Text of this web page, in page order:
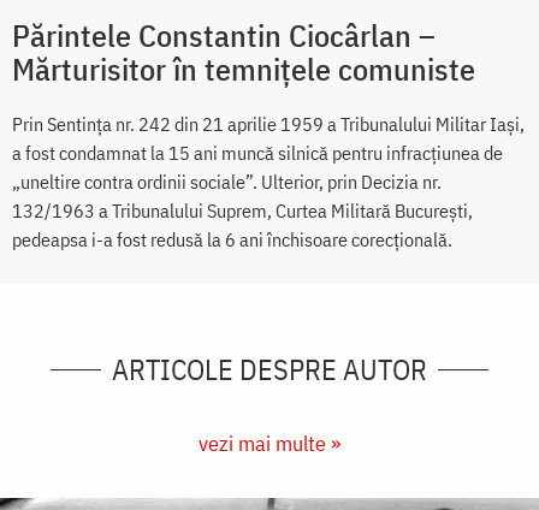
Părintele Constantin Ciocârlan –
Mărturisitor în temnițele comuniste
Prin Sentința nr. 242 din 21 aprilie 1959 a Tribunalului Militar Iași,
a fost condamnat la 15 ani muncă silnică pentru infracțiunea de
„uneltire contra ordinii sociale”. Ulterior, prin Decizia nr.
132/1963 a Tribunalului Suprem, Curtea Militară București,
pedeapsa i-a fost redusă la 6 ani închisoare corecțională.
ARTICOLE DESPRE AUTOR
vezi mai multe »